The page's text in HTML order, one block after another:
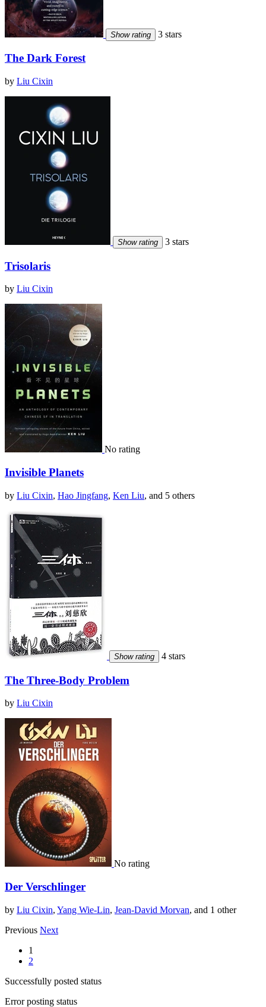
Show rating 3 stars
The Dark Forest
by Liu Cixin
Show rating 3 stars
Trisolaris
by Liu Cixin
No rating
Invisible Planets
by Liu Cixin, Hao Jingfang, Ken Liu, and 5 others
Show rating 4 stars
The Three-Body Problem
by Liu Cixin
No rating
Der Verschlinger
by Liu Cixin, Yang Wie-Lin, Jean-David Morvan, and 1 other
Previous Next
1
2
Successfully posted status
Error posting status